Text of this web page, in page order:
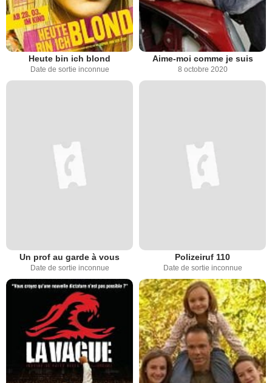
Heute bin ich blond
Date de sortie inconnue
Aime-moi comme je suis
8 octobre 2020
Un prof au garde à vous
Date de sortie inconnue
Polizeiruf 110
Date de sortie inconnue